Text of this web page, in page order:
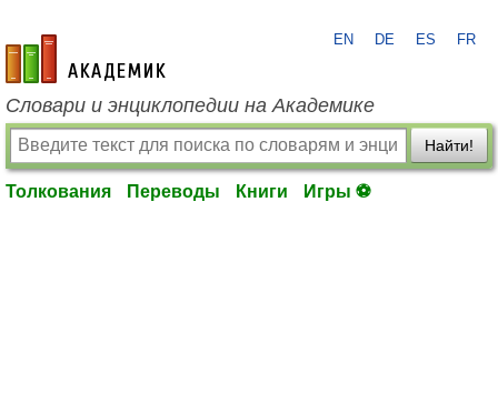
academic.ru
EN DE ES FR
Словари и энциклопедии на Академике
Найти!
Толкования Переводы Книги Игры ⚽